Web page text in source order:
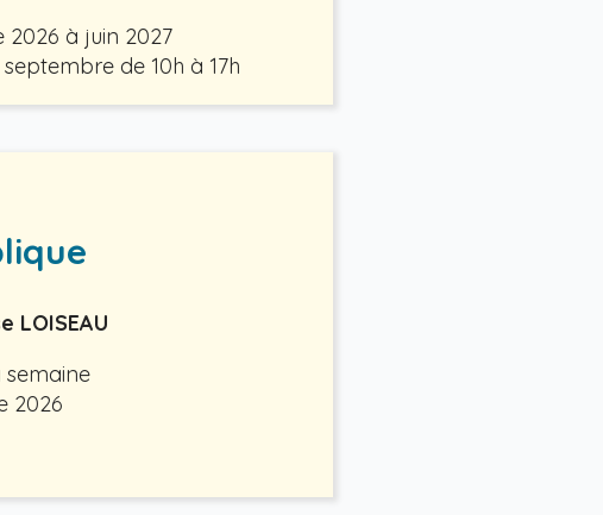
à juin 2027
de 10h à 17h
LOISEAU
semaine
2026